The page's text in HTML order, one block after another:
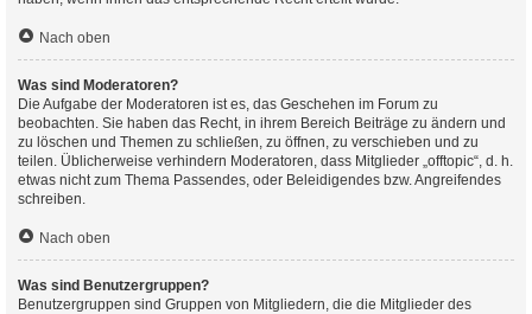
Nach oben
Was sind Moderatoren?
Die Aufgabe der Moderatoren ist es, das Geschehen im Forum zu
beobachten. Sie haben das Recht, in ihrem Bereich Beiträge zu ändern und
zu löschen und Themen zu schließen, zu öffnen, zu verschieben und zu
teilen. Üblicherweise verhindern Moderatoren, dass Mitglieder „offtopic“, d. h.
etwas nicht zum Thema Passendes, oder Beleidigendes bzw. Angreifendes
schreiben.
Nach oben
Was sind Benutzergruppen?
Benutzergruppen sind Gruppen von Mitgliedern, die die Mitglieder des